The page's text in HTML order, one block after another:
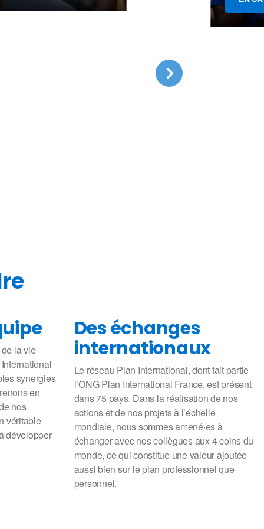
la vie
synergies
en
nos
véritable
développer
Des échanges
internationaux
Le réseau Plan International, dont fait partie
l’ONG Plan International France, est présent
dans 75 pays. Dans la réalisation de nos
actions et de nos projets à l’échelle
mondiale, nous sommes amené·es à
échanger avec nos collègues aux 4 coins du
monde, ce qui constitue une valeur ajoutée
aussi bien sur le plan professionnel que
personnel.